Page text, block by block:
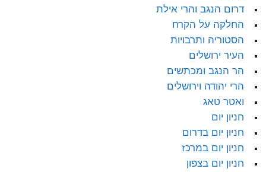
דרום הנגב והרי אילת
החלקה על הקרח
הסטוריה ותרבויות
העיר ירושלים
הר הנגב ומכתשים
הרי יהודה וירושלים
ואטר טאג
חניון יום
חניון יום בדרום
חניון יום במרכז
חניון יום בצפון